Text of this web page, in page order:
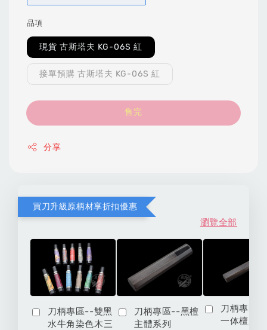
品項
現貨 古斯塔夫 KG-06S 紅
接單預購 古斯塔夫 KG-06S 紅
售完
分享
買刀升級原柄材享折扣優惠
瀏覽全部
刀柄專區--雙黑
水牛角染色木三
刀柄專區--黑檀
主體系列
刀柄專區
一体檀八